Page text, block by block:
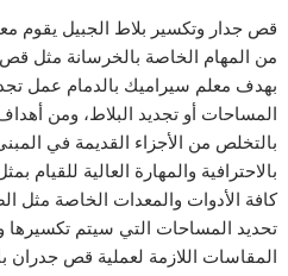
قص جدار وتكسير بلاط الجبيل يقوم
من المهام الخاصة بالخرسانة مثل قص
بهدف معلم سيراميك بالدمام عمل
المساحات أو تجديد البلاط، ومن
بالتخلص من الأجزاء القديمة في
بالاحترافية والمهارة العالية للقيام
كافة الأدوات والمعدات الخاصة مثل
تحديد المساحات التي سيتم تكسيرها
المقاسات اللازمة لعملية قص جدران